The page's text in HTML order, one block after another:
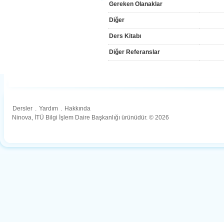
Gereken Olanaklar
Diğer
Ders Kitabı
Diğer Referanslar
Dersler . Yardım . Hakkında
Ninova, İTÜ Bilgi İşlem Daire Başkanlığı ürünüdür. © 2026